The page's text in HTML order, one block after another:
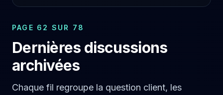
PAGE 62 SUR 78
Dernières discussions
archivées
Chaque fil regroupe la question client, les